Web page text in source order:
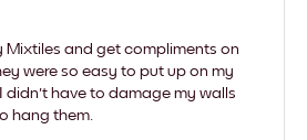
Mixtiles and get compliments on
were so easy to put up on my
didn't have to damage my walls
hang them.